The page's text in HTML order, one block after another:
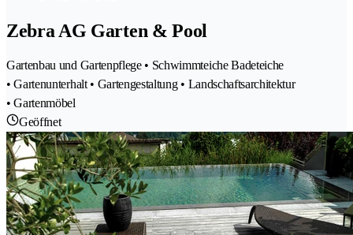
Zebra AG Garten & Pool
Gartenbau und Gartenpflege • Schwimmteiche Badeteiche
• Gartenunterhalt • Gartengestaltung • Landschaftsarchitektur
• Gartenmöbel
Geöffnet